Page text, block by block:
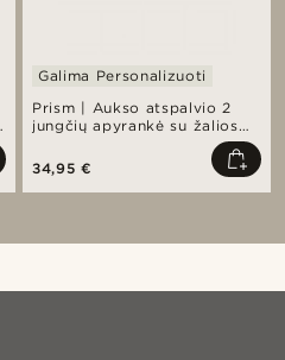
Prism | Aukso atspalvio 2
jungčių apyrankė su žalios
Galima Personalizuoti
34,95 €